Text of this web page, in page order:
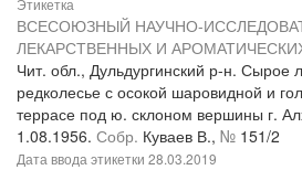
Этикетка
ВСЕСОЮЗНЫЙ НАУЧНО-
ЛЕКАРСТВЕННЫХ И
Чит. обл., Дульдургинский р-н. Сырое
редколесье с осокой шаровидной и
террасе под ю. склоном вершины г.
1.08.1956. Собр. Куваев В., № 151/2
Дата ввода этикетки 28.03.2019